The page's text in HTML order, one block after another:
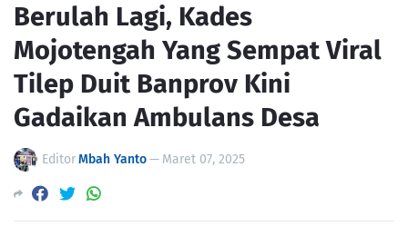
Berulah Lagi, Kades
Mojotengah Yang Sempat Viral
Tilep Duit Banprov Kini
Gadaikan Ambulans Desa
EditorMbah Yanto— Maret 07, 2025